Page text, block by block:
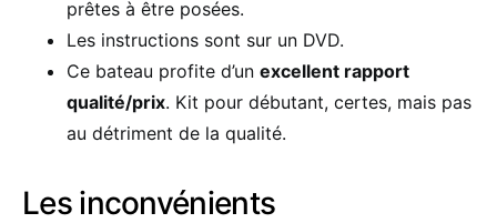
prêtes à être posées.
Les instructions sont sur un DVD.
Ce bateau profite d’un excellent rapport
qualité/prix. Kit pour débutant, certes, mais pas
au détriment de la qualité.
Les inconvénients